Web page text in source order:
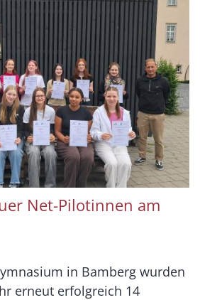
Net-Pilotinnen am
in Bamberg wurden
erneut erfolgreich 14